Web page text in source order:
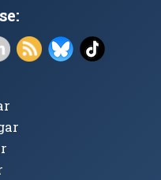
janela)
janela)em nova janela)
(abre em nova janela)
LinkedIn (abre em nova
RSS (abre em nova
Bluesky (abre
TikTok